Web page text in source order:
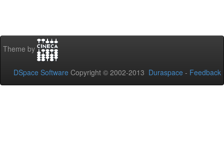
Theme by
DSpace Software Copyright © 2002-2013 Duraspace - Feedback